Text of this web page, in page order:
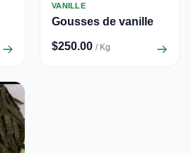
VANILLE
Gousses de vanille
$250.00 / Kg